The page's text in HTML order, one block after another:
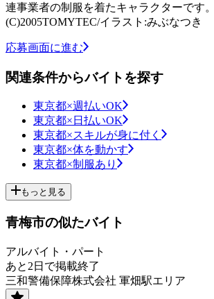
連事業者の制服を着たキャラクターです。
(C)2005TOMYTEC/イラスト:みぶなつき
応募画面に進む
関連条件からバイトを探す
東京都×週払いOK
東京都×日払いOK
東京都×スキルが身に付く
東京都×体を動かす
東京都×制服あり
もっと見る
青梅市の似たバイト
アルバイト・パート
あと2日で掲載終了
三和警備保障株式会社 軍畑駅エリア